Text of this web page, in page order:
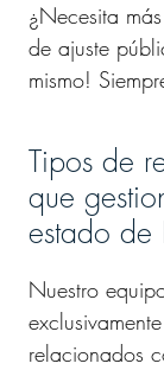
¿Necesita
de ajuste
mismo!
Tipos de
que
estado de
Nuestro
relacionados